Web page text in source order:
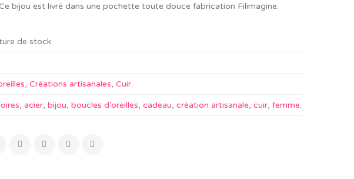
bijou est livré dans une pochette toute douce fabrication Filimagine.
de stock
,Créations artisanales,Cuir.
,acier,bijou,boucles d'oreilles,cadeau,création artisanale,cuir,femme.